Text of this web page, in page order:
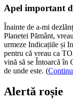
Apel important
Înainte de a-mi
Planetei Pământ,
urmeze Indicațiile și
pentru că vreau ca
vină să se Întoarcă în
de unde este. (
Alertă roșie